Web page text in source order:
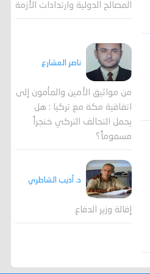
المصالح الدولية وارتدادات الأزمة
ناصر المشارع
من مواثيق الأمين والمأمون إلى
اتفاقية مكة مع تركيا : هل
يحمل التحالف التركي خنجراً
مسموماً؟
د. أديب الشاطري
إقالة وزير الدفاع